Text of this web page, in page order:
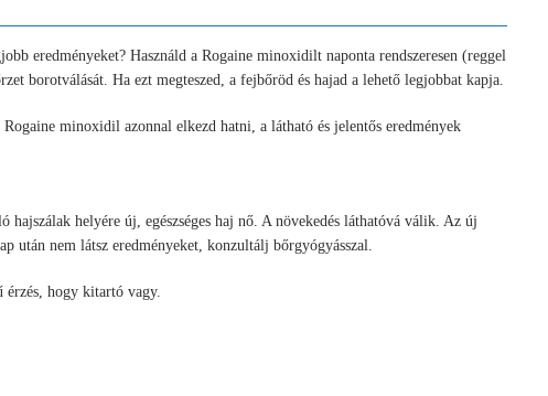
eredményeket? Használd a Rogaine minoxidilt naponta rendszeresen (reggel
borotválását. Ha ezt megteszed, a fejbőröd és hajad a lehető legjobbat kapja.
minoxidil azonnal elkezd hatni, a látható és jelentős eredmények
helyére új, egészséges haj nő. A növekedés láthatóvá válik. Az új
nem látsz eredményeket, konzultálj bőrgyógyásszal.
érzés, hogy kitartó vagy.